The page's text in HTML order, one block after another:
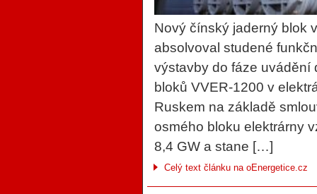
Nový čínský jaderný blok
absolvoval studené
výstavby do fáze uvádění
bloků VVER-1200 v
Ruskem na základě
osmého bloku elektrárny
8,4 GW a stane […]
Celý text článku na oEnergetice.cz